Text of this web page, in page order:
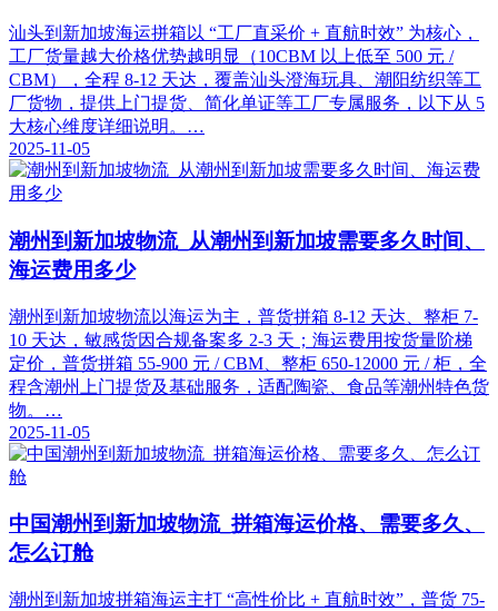
汕头到新加坡海运拼箱以 “工厂直采价 + 直航时效” 为核心，
工厂货量越大价格优势越明显（10CBM 以上低至 500 元 /
CBM），全程 8-12 天达，覆盖汕头澄海玩具、潮阳纺织等工
厂货物，提供上门提货、简化单证等工厂专属服务，以下从 5
大核心维度详细说明。…
2025-11-05
潮州到新加坡物流_从潮州到新加坡需要多久时间、
海运费用多少
潮州到新加坡物流以海运为主，普货拼箱 8-12 天达、整柜 7-
10 天达，敏感货因合规备案多 2-3 天；海运费用按货量阶梯
定价，普货拼箱 55-900 元 / CBM、整柜 650-12000 元 / 柜，全
程含潮州上门提货及基础服务，适配陶瓷、食品等潮州特色货
物。…
2025-11-05
中国潮州到新加坡物流_拼箱海运价格、需要多久、
怎么订舱
潮州到新加坡拼箱海运主打 “高性价比 + 直航时效”，普货 75-